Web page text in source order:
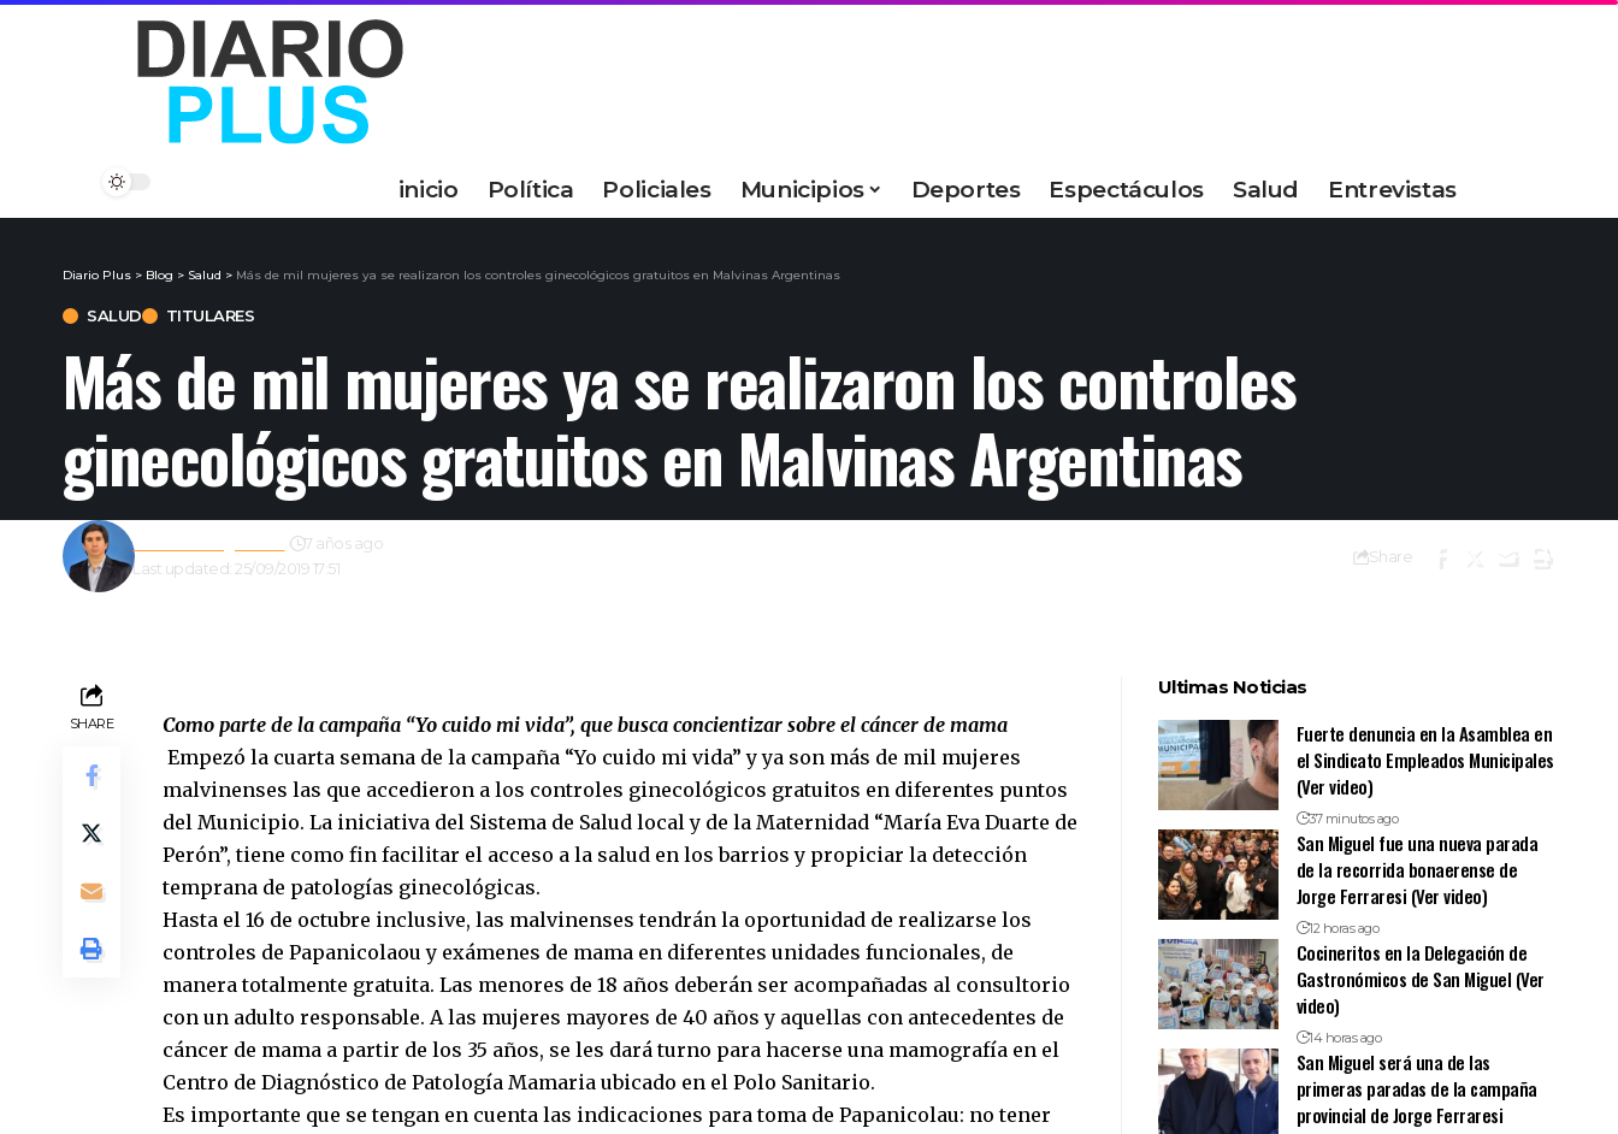
inicio Política Policiales Municipios Deportes Espectáculos Salud Entrevistas
Diario Plus > Blog > Salud > Más de mil mujeres ya se realizaron los controles ginecológicos gratuitos en Malvinas Argentinas
SALUD TITULARES
Más de mil mujeres ya se realizaron los controles
ginecológicos gratuitos en Malvinas Argentinas
Last updated: 25/09/2019 17:51
Gustavo Estigarribia 7 años ago
Share
SHARE
Como parte de la campaña “Yo cuido mi vida”, que busca concientizar sobre el cáncer de mama
Empezó la cuarta semana de la campaña “Yo cuido mi vida” y ya son más de mil mujeres
malvinenses las que accedieron a los controles ginecológicos gratuitos en diferentes puntos
del Municipio. La iniciativa del Sistema de Salud local y de la Maternidad “María Eva Duarte de
Perón”, tiene como fin facilitar el acceso a la salud en los barrios y propiciar la detección
temprana de patologías ginecológicas.
Hasta el 16 de octubre inclusive, las malvinenses tendrán la oportunidad de realizarse los
controles de Papanicolaou y exámenes de mama en diferentes unidades funcionales, de
manera totalmente gratuita. Las menores de 18 años deberán ser acompañadas al consultorio
con un adulto responsable. A las mujeres mayores de 40 años y aquellas con antecedentes de
cáncer de mama a partir de los 35 años, se les dará turno para hacerse una mamografía en el
Centro de Diagnóstico de Patología Mamaria ubicado en el Polo Sanitario.
Es importante que se tengan en cuenta las indicaciones para toma de Papanicolau: no tener
Ultimas Noticias
Fuerte denuncia en la Asamblea en
el Sindicato Empleados Municipales
(Ver video)
37 minutos ago
San Miguel fue una nueva parada
de la recorrida bonaerense de
Jorge Ferraresi (Ver video)
12 horas ago
Cocineritos en la Delegación de
Gastronómicos de San Miguel (Ver
video)
14 horas ago
San Miguel será una de las
primeras paradas de la campaña
provincial de Jorge Ferraresi